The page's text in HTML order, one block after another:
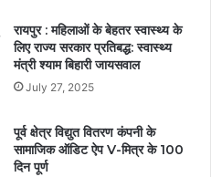
रायपुर : महिलाओं के बेहतर स्वास्थ्य के
लिए राज्य सरकार प्रतिबद्ध: स्वास्थ्य
मंत्री श्याम बिहारी जायसवाल
July 27, 2025
पूर्व क्षेत्र विद्युत वितरण कंपनी के
सामाजिक ऑडिट ऐप V-मित्र के 100
दिन पूर्ण